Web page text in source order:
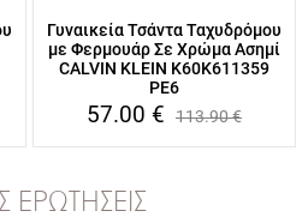
Γυναικεία Τσάντα Ταχυδρόμου
με Φερμουάρ Σε Χρώμα Ασημί
CALVIN KLEIN K60K611359
PE6
57.00 € 113.90€
ΕΡΩΤΉΣΕΙΣ